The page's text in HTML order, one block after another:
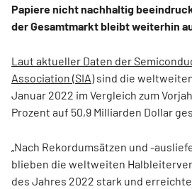
Papiere nicht nachhaltig
der Gesamtmarkt bleibt weiterhin
Laut aktueller Daten der
Association (SIA)sind die
Januar 2022 im Vergleich zum
Prozent auf 50,9 Milliarden Dollar
„Nach Rekordumsätzen und -
blieben die weltweiten
des Jahres 2022 stark und